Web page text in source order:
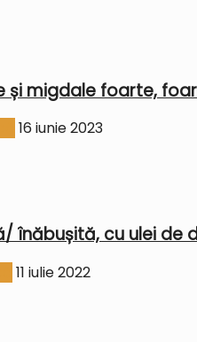
și migdale foarte,
16 iunie 2023
înăbușită, cu ulei de
11 iulie 2022